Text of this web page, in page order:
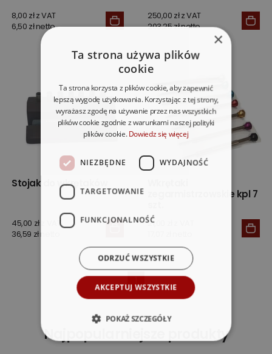
8,00 zł z VAT
6,50 zł netto
250,00 zł z VAT
203,25 zł netto
Stojak do wkrętaków
45,00 zł z VAT
36,59 zł netto
zegarmistrzowskie kpl 7
21,00 zł z VAT
1
Najpopularniejsze produkty
×
Ta strona używa plików
cookie
Ta strona korzysta z plików cookie, aby zapewnić
lepszą wygodę użytkowania. Korzystając z tej strony,
wyrażasz zgodę na używanie przez nas wszystkich
plików cookie zgodnie z warunkami naszej polityki
plików cookie.Dowiedz się więcej
NIEZBĘDNE WYDAJNOŚĆ
TARGETOWANIE
FUNKCJONALNOŚĆ
AKCEPTUJ WSZYSTKIE
ODRZUĆ WSZYSTKIE
POKAŻ SZCZEGÓŁY